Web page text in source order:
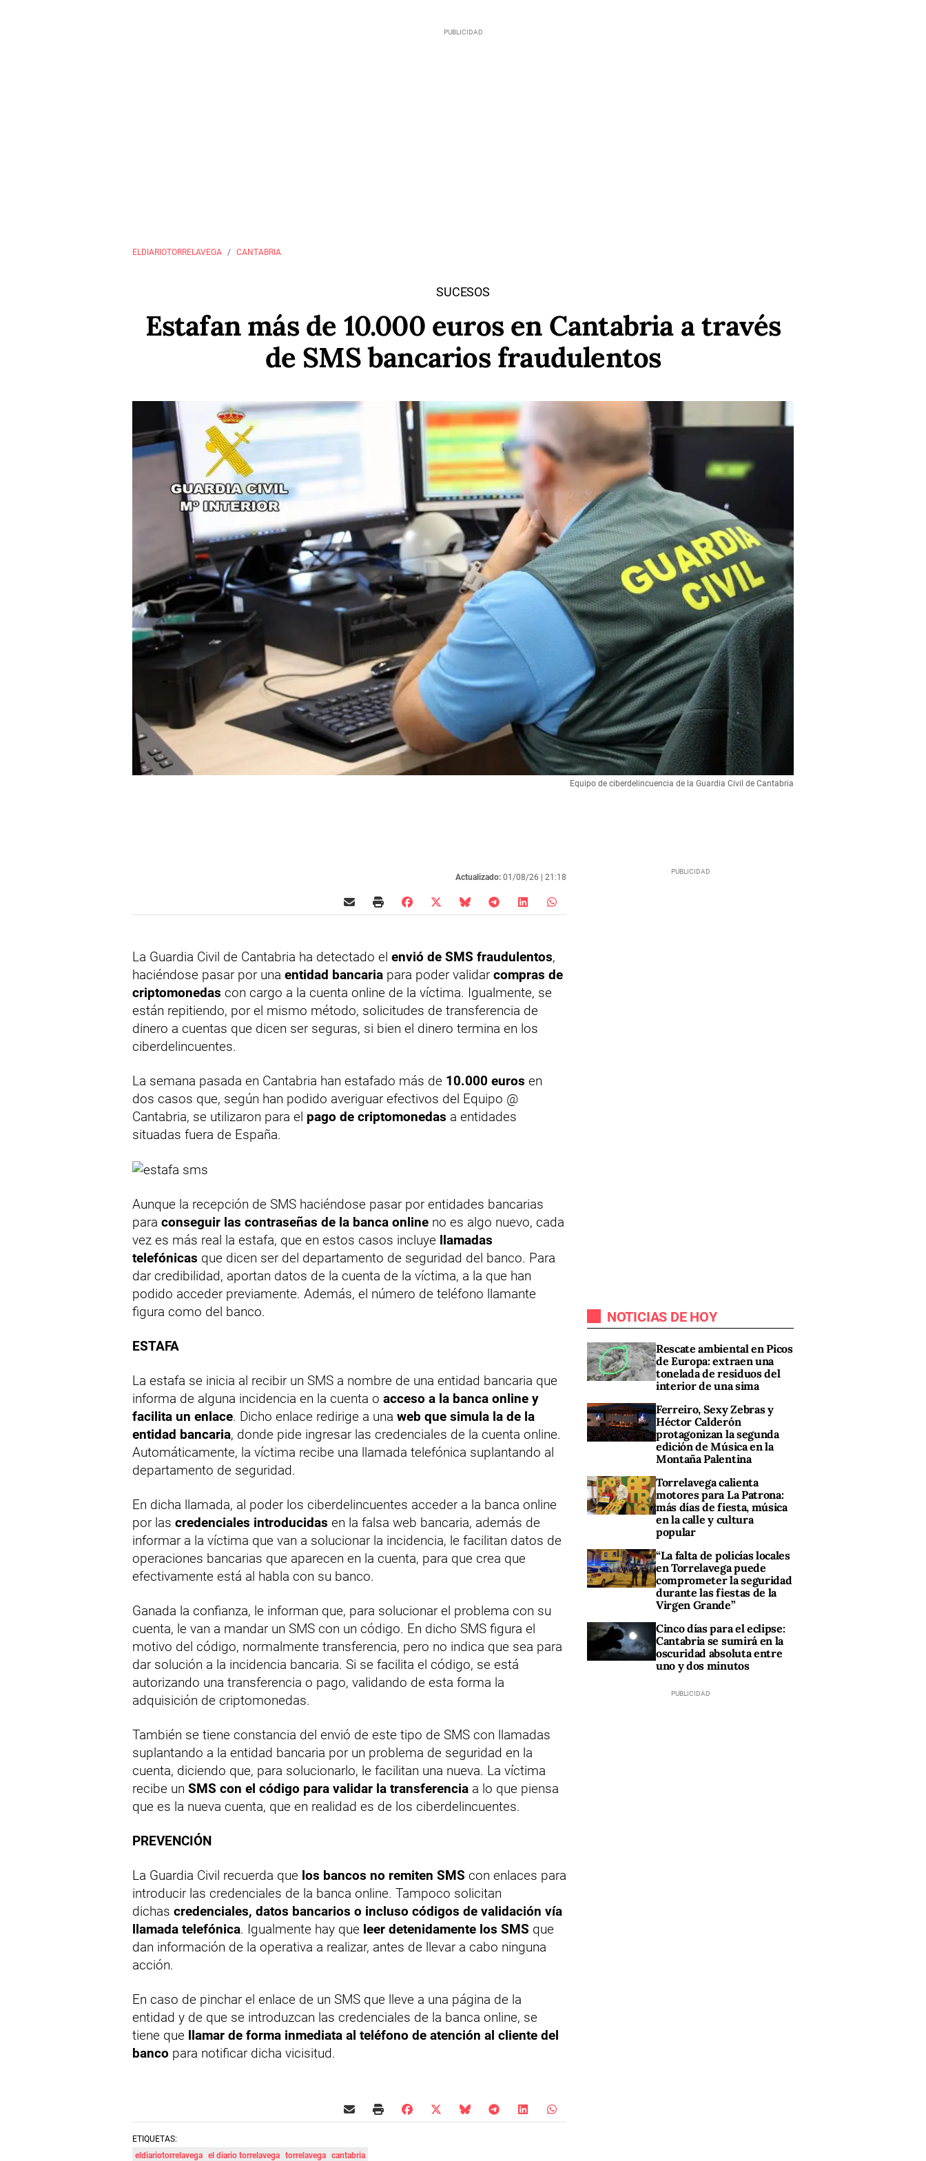
ELDIARIOTORRELAVEGA CANTABRIA
SUCESOS
Estafan más de 10.000 euros en Cantabria a través
de SMS bancarios fraudulentos
Equipo de ciberdelincuencia de la Guardia Civil de Cantabria
Actualizado: 01/08/26 | 21:18
La Guardia Civil de Cantabria ha detectado el envió de SMS fraudulentos,
haciéndose pasar por una entidad bancaria para poder validar compras de
criptomonedas con cargo a la cuenta online de la víctima. Igualmente, se
están repitiendo, por el mismo método, solicitudes de transferencia de
dinero a cuentas que dicen ser seguras, si bien el dinero termina en los
ciberdelincuentes.
La semana pasada en Cantabria han estafado más de 10.000 euros en
dos casos que, según han podido averiguar efectivos del Equipo @
Cantabria, se utilizaron para el pago de criptomonedas a entidades
situadas fuera de España.
Aunque la recepción de SMS haciéndose pasar por entidades bancarias
para conseguir las contraseñas de la banca online no es algo nuevo, cada
vez es más real la estafa, que en estos casos incluye llamadas
telefónicas que dicen ser del departamento de seguridad del banco. Para
dar credibilidad, aportan datos de la cuenta de la víctima, a la que han
podido acceder previamente. Además, el número de teléfono llamante
figura como del banco.
ESTAFA
La estafa se inicia al recibir un SMS a nombre de una entidad bancaria que
informa de alguna incidencia en la cuenta o acceso a la banca online y
facilita un enlace. Dicho enlace redirige a una web que simula la de la
entidad bancaria, donde pide ingresar las credenciales de la cuenta online.
Automáticamente, la víctima recibe una llamada telefónica suplantando al
departamento de seguridad.
En dicha llamada, al poder los ciberdelincuentes acceder a la banca online
por las credenciales introducidas en la falsa web bancaria, además de
informar a la víctima que van a solucionar la incidencia, le facilitan datos de
operaciones bancarias que aparecen en la cuenta, para que crea que
efectivamente está al habla con su banco.
Ganada la confianza, le informan que, para solucionar el problema con su
cuenta, le van a mandar un SMS con un código. En dicho SMS figura el
motivo del código, normalmente transferencia, pero no indica que sea para
dar solución a la incidencia bancaria. Si se facilita el código, se está
autorizando una transferencia o pago, validando de esta forma la
adquisición de criptomonedas.
También se tiene constancia del envió de este tipo de SMS con llamadas
suplantando a la entidad bancaria por un problema de seguridad en la
cuenta, diciendo que, para solucionarlo, le facilitan una nueva. La víctima
recibe un SMS con el código para validar la transferencia a lo que piensa
que es la nueva cuenta, que en realidad es de los ciberdelincuentes.
PREVENCIÓN
La Guardia Civil recuerda que los bancos no remiten SMS con enlaces para
introducir las credenciales de la banca online. Tampoco solicitan
dichas credenciales, datos bancarios o incluso códigos de validación vía
llamada telefónica. Igualmente hay que leer detenidamente los SMS que
dan información de la operativa a realizar, antes de llevar a cabo ninguna
acción.
En caso de pinchar el enlace de un SMS que lleve a una página de la
entidad y de que se introduzcan las credenciales de la banca online, se
tiene que llamar de forma inmediata al teléfono de atención al cliente del
banco para notificar dicha vicisitud.
ETIQUETAS:
eldiariotorrelavega el diario torrelavega torrelavega cantabria
NOTICIAS DE HOY
Rescate ambiental en Picos
de Europa: extraen una
tonelada de residuos del
interior de una sima
Ferreiro, Sexy Zebras y
Héctor Calderón
protagonizan la segunda
edición de Música en la
Montaña Palentina
Torrelavega calienta
motores para La Patrona:
más días de fiesta, música
en la calle y cultura
popular
“La falta de policías locales
en Torrelavega puede
comprometer la seguridad
durante las fiestas de la
Virgen Grande”
Cinco días para el eclipse:
Cantabria se sumirá en la
oscuridad absoluta entre
uno y dos minutos